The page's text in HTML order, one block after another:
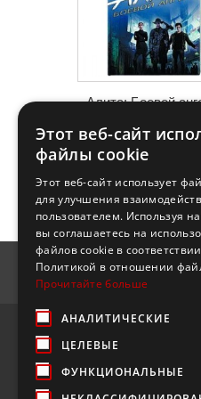
Алита: Боевой
8,75 € -50%
В корзину
Рассылка
Этот веб-сайт
файлы cookie
Этот веб-сайт использует
для улучшения
пользователем. Используя
вы соглашаетесь на
файлов cookie в
Политикой в ​​отношении
Прочитайте больше
АНАЛИТИЧЕСКИЕ
ЦЕЛЕВЫЕ
ФУНКЦИОНАЛЬНЫЕ